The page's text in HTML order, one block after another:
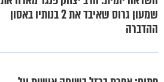
שמעון גרוס שאיבד את 2 בנותיו באסון
ההדברה